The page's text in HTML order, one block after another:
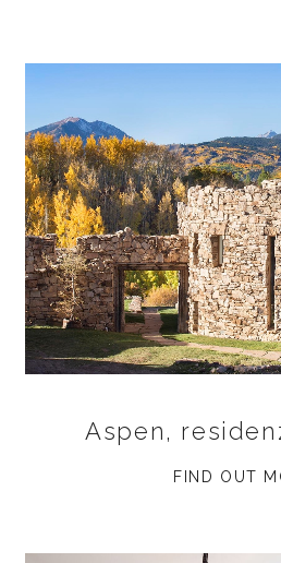
Aspen,
FIND OUT